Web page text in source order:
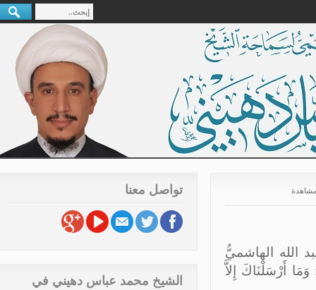
الله الهاشميُّ
أَرْسَلْنَاكَ إِلاَّ
تواصل معنا
الشيخ محمد عباس دهيني في